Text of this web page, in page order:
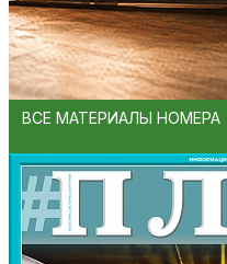
ВСЕ МАТЕРИАЛЫ НОМЕРА